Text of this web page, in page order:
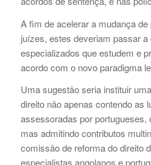
A fim de acelerar a mudança
juízes, estes deveriam passar
especializados que estudem e
acordo com o novo paradigma
Uma sugestão seria instituir
direito não apenas contendo as
assessoradas por portugueses,
mas admitindo contributos
comissão de reforma do direito
especialistas angolanos e